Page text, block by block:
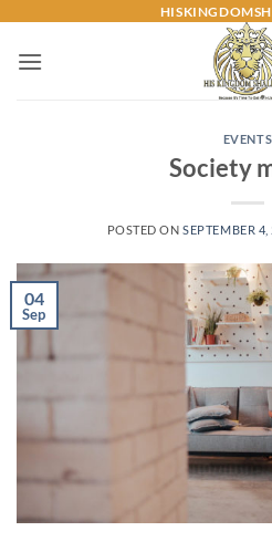
content
EVENTS
Society
POSTED ONSEPTEMBER
04
Sep